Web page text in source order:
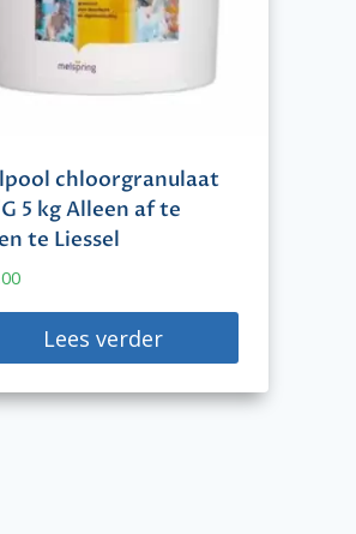
chloorgranulaat
5 kg Alleen af te
te Liessel
Lees verder